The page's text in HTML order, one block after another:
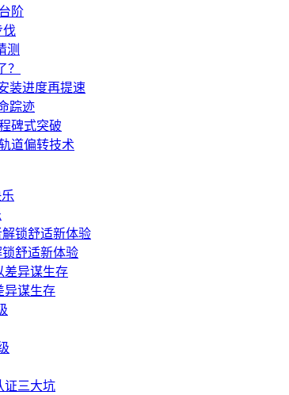
阶
伐
测
装进度再提速
踪迹
碑式突破
道偏转技术
锁舒适新体验
异谋生存